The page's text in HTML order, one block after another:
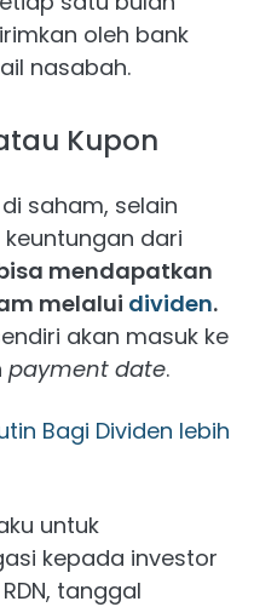
oleh bank
nasabah.
Kupon
saham, selain
dari
mendapatkan
melalui dividen.
akan masuk ke
payment date.
Bagi Dividen lebih
untuk
kepada investor
tanggal